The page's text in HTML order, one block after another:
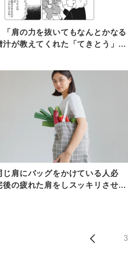
「肩の力を抜いてもなんとかなる
汁が教えてくれた「てきとう」に
じ肩にバッグをかけている人必
後の疲れた肩をしスッキリさせる
単ストレッチ
3